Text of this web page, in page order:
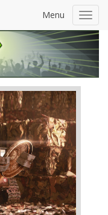
Menu